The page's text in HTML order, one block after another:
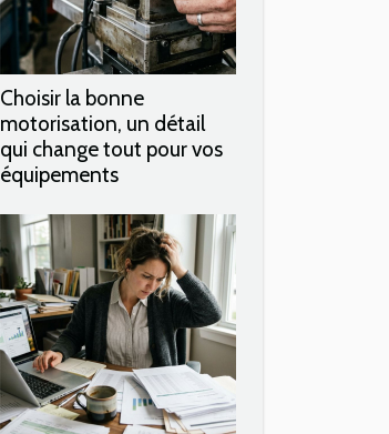
Choisir la bonne
motorisation, un détail
qui change tout pour vos
équipements